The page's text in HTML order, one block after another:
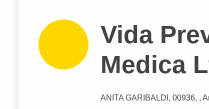
Vida
Medica
ANITA GARIBALDI , 00936, ,